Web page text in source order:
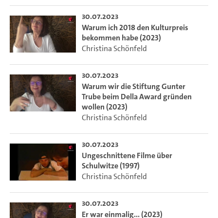
30.07.2023
Warum ich 2018 den Kulturpreis
bekommen habe (2023)
Christina Schönfeld
30.07.2023
Warum wir die Stiftung Gunter
Trube beim Della Award gründen
wollen (2023)
Christina Schönfeld
30.07.2023
Ungeschnittene Filme über
Schulwitze (1997)
Christina Schönfeld
30.07.2023
Er war einmalig... (2023)